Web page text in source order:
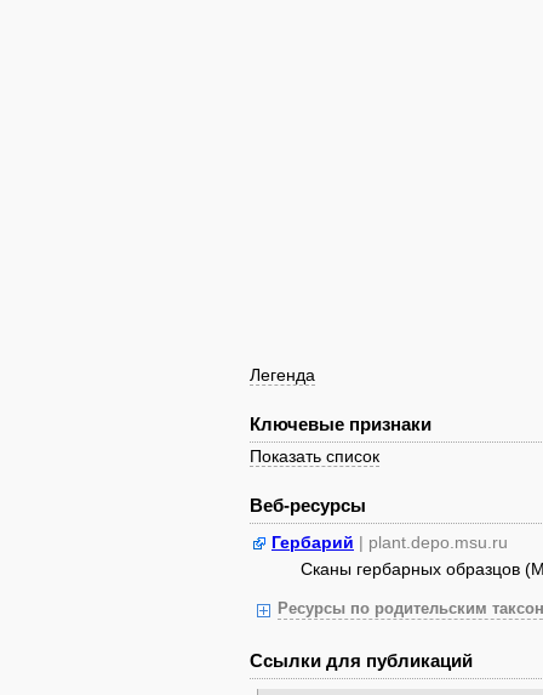
Легенда
Ключевые признаки
Показать список
Веб-ресурсы
Гербарий | plant.depo.msu.ru
Сканы гербарных образцов
Ресурсы по родительским
Ссылки для публикаций